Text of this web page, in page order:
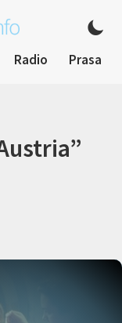
Radio Prasa